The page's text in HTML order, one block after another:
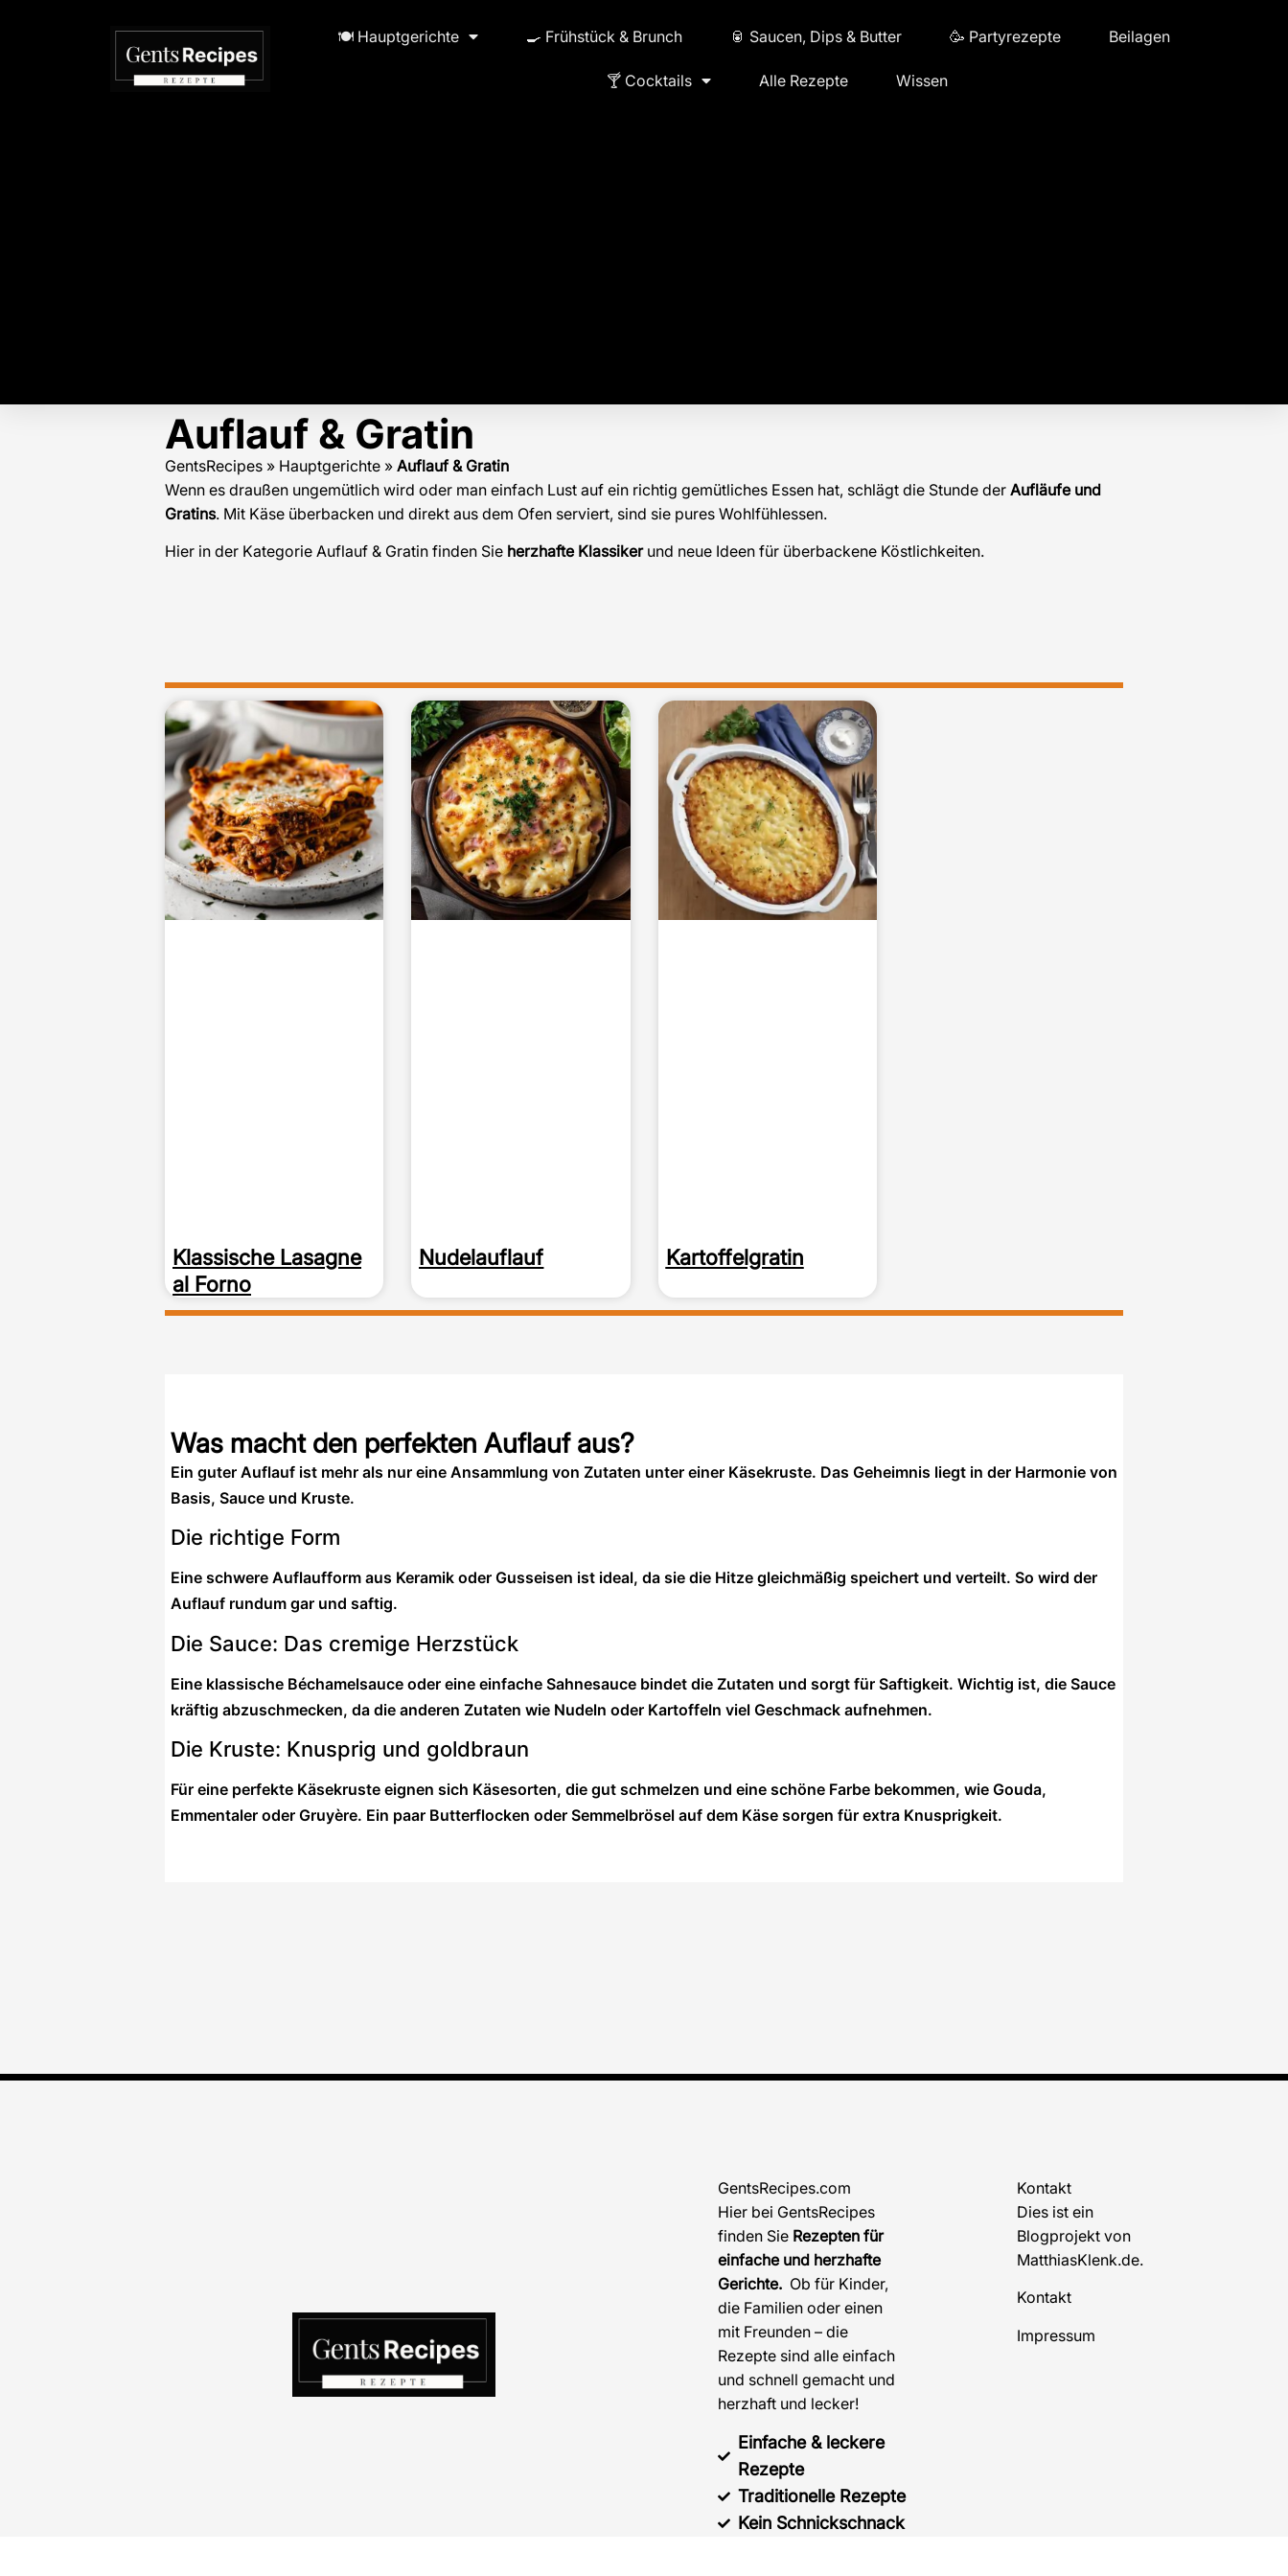
🍽️ Hauptgerichte 🍳 Frühstück & Brunch 🥫 Saucen, Dips & Butter 🥳 Partyrezepte Beilagen
🍸 Cocktails Alle Rezepte Wissen
Auflauf & Gratin
GentsRecipes » Hauptgerichte » Auflauf & Gratin
Wenn es draußen ungemütlich wird oder man einfach Lust auf ein richtig gemütliches Essen hat, schlägt die Stunde der Aufläufe und
Gratins. Mit Käse überbacken und direkt aus dem Ofen serviert, sind sie pures Wohlfühlessen.
Hier in der Kategorie Auflauf & Gratin finden Sie herzhafte Klassikerund neue Ideen für überbackene Köstlichkeiten.
Klassische Lasagne
al Forno
Nudelauflauf Kartoffelgratin
Was macht den perfekten Auflauf aus?
Ein guter Auflauf ist mehr als nur eine Ansammlung von Zutaten unter einer Käsekruste. Das Geheimnis liegt in der Harmonie von
Basis, Sauce und Kruste.
Die richtige Form
Eine schwere Auflaufform aus Keramik oder Gusseisen ist ideal, da sie die Hitze gleichmäßig speichert und verteilt. So wird der
Auflauf rundum gar und saftig.
Die Sauce: Das cremige Herzstück
Eine klassische Béchamelsauce oder eine einfache Sahnesauce bindet die Zutaten und sorgt für Saftigkeit. Wichtig ist, die Sauce
kräftig abzuschmecken, da die anderen Zutaten wie Nudeln oder Kartoffeln viel Geschmack aufnehmen.
Die Kruste: Knusprig und goldbraun
Für eine perfekte Käsekruste eignen sich Käsesorten, die gut schmelzen und eine schöne Farbe bekommen, wie Gouda,
Emmentaler oder Gruyère. Ein paar Butterflocken oder Semmelbrösel auf dem Käse sorgen für extra Knusprigkeit.
GentsRecipes.com
Hier bei GentsRecipes
finden Sie Rezepten für
einfache und herzhafte
Gerichte. Ob für Kinder,
die Familien oder einen
mit Freunden – die
Rezepte sind alle einfach
und schnell gemacht und
herzhaft und lecker!
Einfache & leckere
Rezepte
Traditionelle Rezepte
Kein Schnickschnack
Kontakt
Dies ist ein
Blogprojekt von
MatthiasKlenk.de.
Kontakt
Impressum